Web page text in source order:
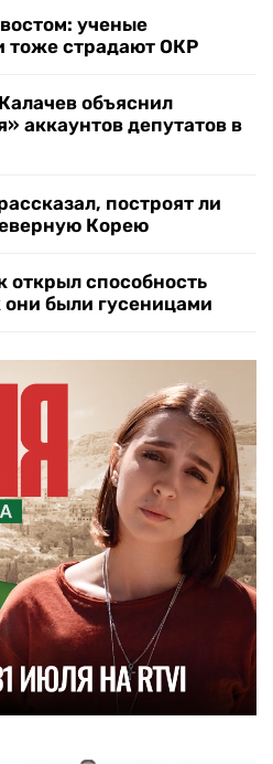
ученые
тоже страдают ОКР
объяснил
аккаунтов депутатов в
построят ли
Корею
открыл способность
они были гусеницами